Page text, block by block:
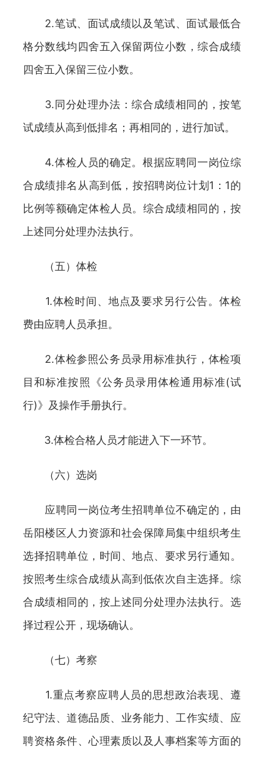
2.笔试、面试成绩以及笔试、面试最低合
格分数线均四舍五入保留两位小数，综合成绩
四舍五入保留三位小数。
3.同分处理办法：综合成绩相同的，按笔
试成绩从高到低排名；再相同的，进行加试。
4.体检人员的确定。根据应聘同一岗位综
合成绩排名从高到低，按招聘岗位计划1：1的
比例等额确定体检人员。综合成绩相同的，按
上述同分处理办法执行。
（五）体检
1.体检时间、地点及要求另行公告。体检
费由应聘人员承担。
2.体检参照公务员录用标准执行，体检项
目和标准按照《公务员录用体检通用标准(试
行)》及操作手册执行。
3.体检合格人员才能进入下一环节。
（六）选岗
应聘同一岗位考生招聘单位不确定的，由
岳阳楼区人力资源和社会保障局集中组织考生
选择招聘单位，时间、地点、要求另行通知。
按照考生综合成绩从高到低依次自主选择。综
合成绩相同的，按上述同分处理办法执行。选
择过程公开，现场确认。
（七）考察
1.重点考察应聘人员的思想政治表现、遵
纪守法、道德品质、业务能力、工作实绩、应
聘资格条件、心理素质以及人事档案等方面的